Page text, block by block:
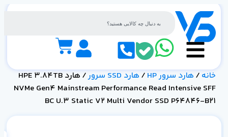
خانه / هارد سرور HP / هارد SSD سرور
/ هارد HPE 3.84TB
NVMe Gen4 Mainstream Performance Read Intensive SFF
BC U.3 Static V2 Multi Vendor SSD P64846-B21